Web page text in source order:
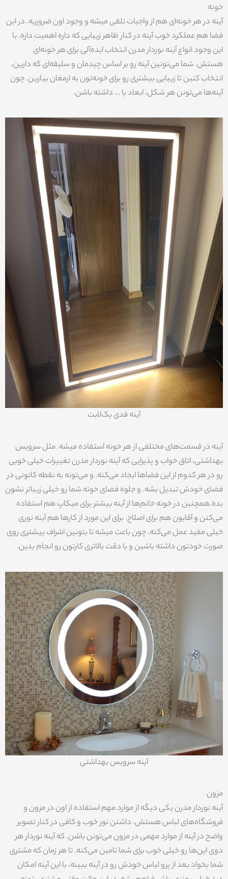
خونه
آینه در هر خونه‌ای هم از واجبات تلقی میشه و وجود اون ضروریه. در این
فضا هم عملکرد خوب آینه در کنار ظاهر زیبایی که داره اهمیت داره. با
این وجود انواع آینه نوردار مدرن انتخاب ایده‌آلی برای هر خونه‌ای
هستش. شما می‌تونین آینه رو بر اساس چیدمان و سلیقه‌ای که دارین،
انتخاب کنین تا زیبایی بیشتری رو برای خونه‌تون به ارمغان بیارین. چون
آینه‌ها می‌تونن هر شکل، ابعاد یا … داشته باشن.
آینه قدی بک‌لایت
آینه‌ در قسمت‌های مختلفی از هر خونه استفاده میشه. مثل سرویس
بهداشتی، اتاق خواب و پذیرایی که آینه نوردار مدرن تغییرات خیلی خوبی
رو در هر کدوم از این فضاها ایجاد می‌کنه. و می‌تونه به نقطه کانونی در
فضای خودش تبدیل بشه. و جلوه فضای خونه شما رو خیلی زیباتر نشون
بده.همچنین در خونه خانم‌ها از آینه بیشتر برای میکاپ هم استفاده
می‌کنن و آقایون هم برای اصلاح. برای این مورد از کارها هم آینه نوری
خیلی مفید عمل می‌کنه. چون باعث میشه تا بتونین اشراف بیشتری روی
صورت خودتون داشته باشین و با دقت بالاتری کارتون رو انجام بدین.
آینه سرویس بهداشتی
مزون
آینه نوردار مدرن یکی دیگه از موارد مهم استفاده از اون در مزون و
فروشگاه‌های لباس هستش. داشتن نور خوب و کافی در کنار تصویر
واضح در آینه از موارد مهمی در مزون می‌تونن باشن. که آینه نوردار هر
دوی این‌ها رو خیلی خوب برای شما تامین می‌کنه. تا هر زمان که مشتری
شما بخواد بعد از پرو لباس خودش رو در آینه ببینه، با این آینه امکان